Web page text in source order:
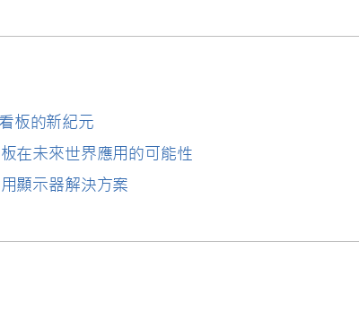
板的新紀元
在未來世界應用的可能性
顯示器解決方案